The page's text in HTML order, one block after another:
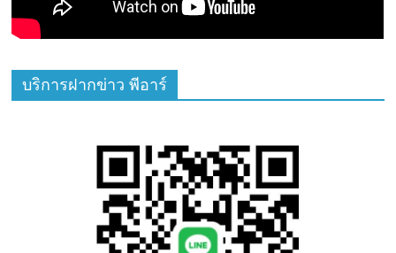
บริการฝากข่าว พีอาร์